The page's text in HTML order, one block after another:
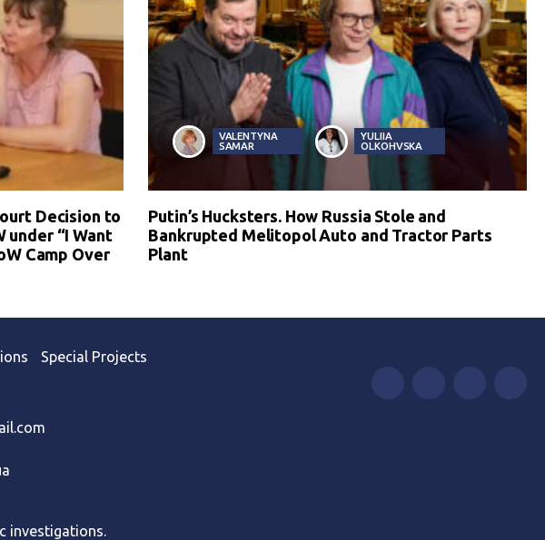
Decision to
under “I Want
Camp Over
VALENTYNA
SAMAR
YULIIA
OLKOHVSKA
Putin’s Hucksters. How Russia Stole and
Bankrupted Melitopol Auto and Tractor Parts
Plant
Special Projects
investigations.